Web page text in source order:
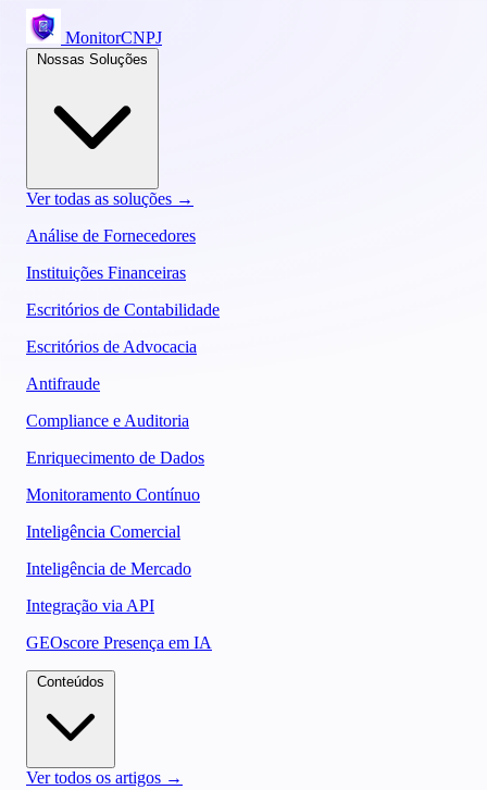
MonitorCNPJ
Ver todas as soluções →
Análise de Fornecedores
Instituições Financeiras
Escritórios de Contabilidade
Escritórios de Advocacia
Antifraude
Compliance e Auditoria
Enriquecimento de Dados
Monitoramento Contínuo
Inteligência Comercial
Inteligência de Mercado
Integração via API
GEOscore Presença em IA
Ver todos os artigos →